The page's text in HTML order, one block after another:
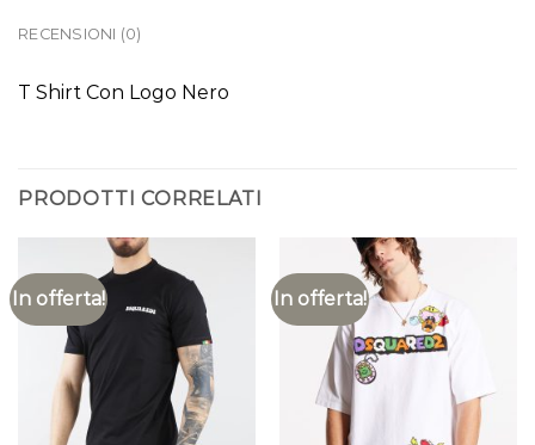
RECENSIONI (0)
T Shirt Con Logo Nero
PRODOTTI CORRELATI
In offerta! In offerta!